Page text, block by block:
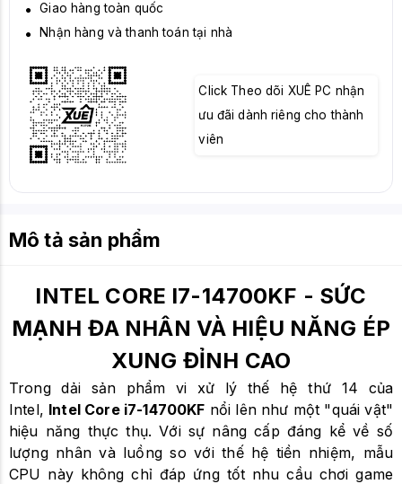
Giao hàng toàn quốc
Nhận hàng và thanh toán tại nhà
Click Theo dõi XUÊ PC nhận
ưu đãi dành riêng cho thành
viên
Mô tả sản phẩm
INTEL CORE I7-14700KF - SỨC
MẠNH ĐA NHÂN VÀ HIỆU NĂNG ÉP
XUNG ĐỈNH CAO
Trong dải sản phẩm vi xử lý thế hệ thứ 14 của
Intel, Intel Core i7-14700KF nổi lên như một "quái vật"
hiệu năng thực thụ. Với sự nâng cấp đáng kể về số
lượng nhân và luồng so với thế hệ tiền nhiệm, mẫu
CPU này không chỉ đáp ứng tốt nhu cầu chơi game